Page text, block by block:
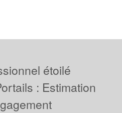
étoilé
: Estimation